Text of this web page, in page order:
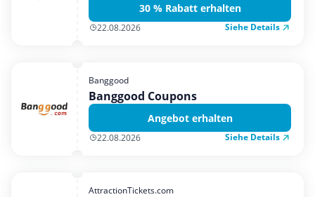
30 % Rabatt erhalten
22.08.2026 Siehe Details
Banggood
Banggood Coupons
Angebot erhalten
22.08.2026 Siehe Details
AttractionTickets.com